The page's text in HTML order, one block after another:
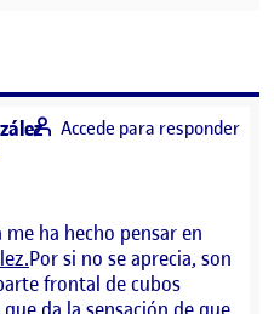
EL DIBUJO EXPANDIDO.
says:
ha hecho pensar en
Por si no se aprecia, son
frontal de cubos
Accede para responder